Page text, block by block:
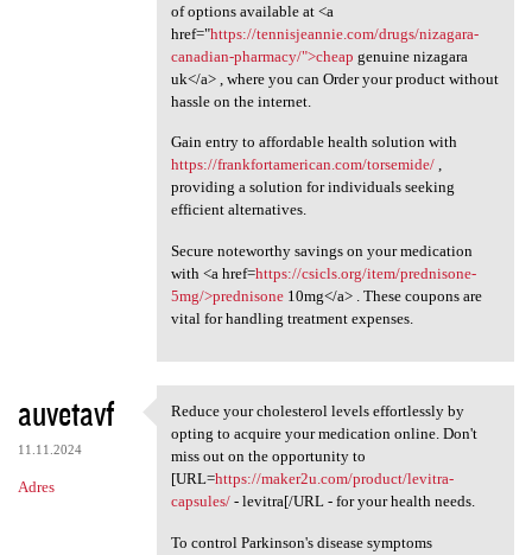
of options available at <a
href="https://tennisjeannie.com/drugs/nizagara-
canadian-pharmacy/">cheap genuine nizagara
uk</a> , where you can Order your product without
hassle on the internet.
Gain entry to affordable health solution with
https://frankfortamerican.com/torsemide/,
providing a solution for individuals seeking
efficient alternatives.
Secure noteworthy savings on your medication
with <a href=https://csicls.org/item/prednisone-
5mg/>prednisone10mg</a> . These coupons are
vital for handling treatment expenses.
auvetavf
11.11.2024
Adres
Reduce your cholesterol
Reduce your cholesterol levels effortlessly by
opting to acquire your medication online. Don't
miss out on the opportunity to
[URL=https://maker2u.com/product/levitra-
capsules/- levitra[/URL - for your health needs.
To control Parkinson's disease symptoms